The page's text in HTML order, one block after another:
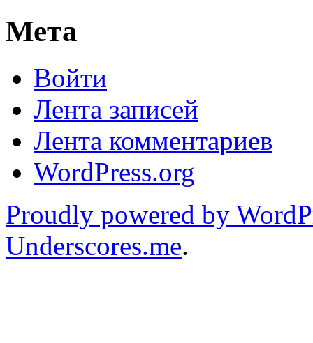
Мета
Войти
Лента записей
Лента комментариев
WordPress.org
Proudly powered by
Underscores.me.